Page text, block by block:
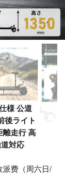
様 公道
後ライト
離走行 高
対応
费（周六日/